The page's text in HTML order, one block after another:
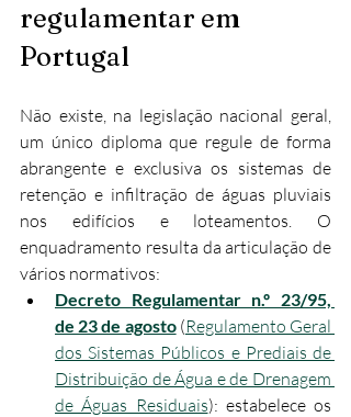
regulamentar em
Portugal
Não existe, na legislação nacional geral,
um único diploma que regule de forma
abrangente e exclusiva os sistemas de
retenção e infiltração de águas pluviais
nos edifícios e loteamentos. O
enquadramento resulta da articulação de
vários normativos:
Decreto Regulamentar n.º 23/95,
de 23 de agosto (Regulamento Geral
dos Sistemas Públicos e Prediais de
Distribuição de Água e de Drenagem
de Águas Residuais): estabelece os